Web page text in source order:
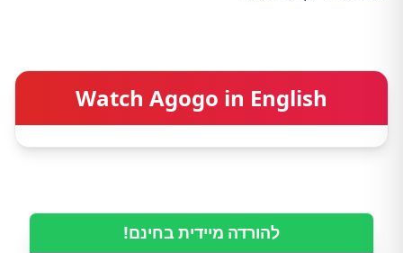
Watch Agogo in English
להורדה מיידית בחינם!